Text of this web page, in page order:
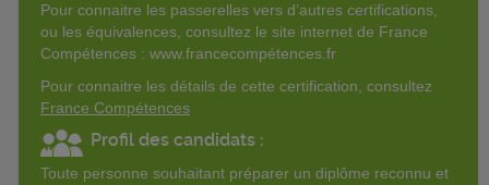
Pour connaitre les passerelles vers d’autres certifications,
ou les équivalences, consultez le site internet de France
Compétences : www.francecompétences.fr
Pour connaitre les détails de cette certification, consultez
France Compétences
Profil des candidats :
Toute personne souhaitant préparer un diplôme reconnu et